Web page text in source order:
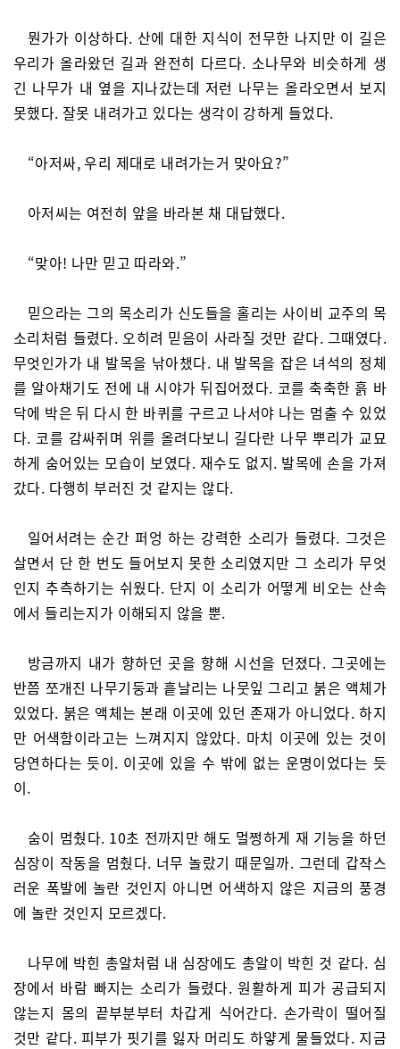
뭔가가 이상하다. 산에 대한 지식이 전무한 나지만 이 길은
우리가 올라왔던 길과 완전히 다르다. 소나무와 비슷하게 생
긴 나무가 내 옆을 지나갔는데 저런 나무는 올라오면서 보지
못했다. 잘못 내려가고 있다는 생각이 강하게 들었다.
“아저싸, 우리 제대로 내려가는거 맞아요?”
아저씨는 여전히 앞을 바라본 채 대답했다.
“맞아! 나만 믿고 따라와.”
믿으라는 그의 목소리가 신도들을 홀리는 사이비 교주의 목
소리처럼 들렸다. 오히려 믿음이 사라질 것만 같다. 그때였다.
무엇인가가 내 발목을 낚아챘다. 내 발목을 잡은 녀석의 정체
를 알아채기도 전에 내 시야가 뒤집어졌다. 코를 축축한 흙 바
닥에 박은 뒤 다시 한 바퀴를 구르고 나서야 나는 멈출 수 있었
다. 코를 감싸쥐며 위를 올려다보니 길다란 나무 뿌리가 교묘
하게 숨어있는 모습이 보였다. 재수도 없지. 발목에 손을 가져
갔다. 다행히 부러진 것 같지는 않다.
일어서려는 순간 퍼엉 하는 강력한 소리가 들렸다. 그것은
살면서 단 한 번도 들어보지 못한 소리였지만 그 소리가 무엇
인지 추측하기는 쉬웠다. 단지 이 소리가 어떻게 비오는 산속
에서 들리는지가 이해되지 않을 뿐.
방금까지 내가 향하던 곳을 향해 시선을 던졌다. 그곳에는
반쯤 쪼개진 나무기둥과 흩날리는 나뭇잎 그리고 붉은 액체가
있었다. 붉은 액체는 본래 이곳에 있던 존재가 아니었다. 하지
만 어색함이라고는 느껴지지 않았다. 마치 이곳에 있는 것이
당연하다는 듯이. 이곳에 있을 수 밖에 없는 운명이었다는 듯
이.
숨이 멈췄다. 10초 전까지만 해도 멀쩡하게 재 기능을 하던
심장이 작동을 멈췄다. 너무 놀랐기 때문일까. 그런데 갑작스
러운 폭발에 놀란 것인지 아니면 어색하지 않은 지금의 풍경
에 놀란 것인지 모르겠다.
나무에 박힌 총알처럼 내 심장에도 총알이 박힌 것 같다. 심
장에서 바람 빠지는 소리가 들렸다. 원활하게 피가 공급되지
않는지 몸의 끝부분부터 차갑게 식어간다. 손가락이 떨어질
것만 같다. 피부가 핏기를 잃자 머리도 하얗게 물들었다. 지금